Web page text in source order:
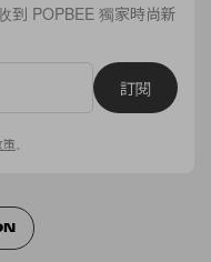
到 POPBEE 獨家時尚新
訂閱